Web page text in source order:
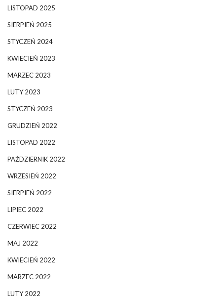
LISTOPAD 2025
SIERPIEŃ 2025
STYCZEŃ 2024
KWIECIEŃ 2023
MARZEC 2023
LUTY 2023
STYCZEŃ 2023
GRUDZIEŃ 2022
LISTOPAD 2022
PAŹDZIERNIK 2022
WRZESIEŃ 2022
SIERPIEŃ 2022
LIPIEC 2022
CZERWIEC 2022
MAJ 2022
KWIECIEŃ 2022
MARZEC 2022
LUTY 2022